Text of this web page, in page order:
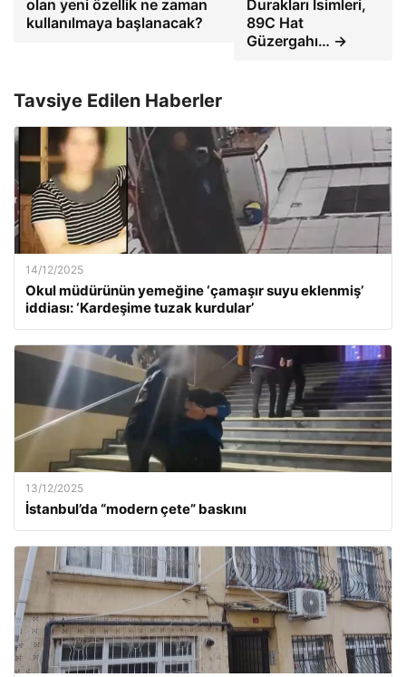
olan yeni özellik ne zaman
kullanılmaya başlanacak?
Durakları İsimleri,
89C Hat
Güzergahı… →
Tavsiye Edilen Haberler
14/12/2025
Okul müdürünün yemeğine ‘çamaşır suyu eklenmiş’
iddiası: ‘Kardeşime tuzak kurdular’
13/12/2025
İstanbul’da “modern çete” baskını